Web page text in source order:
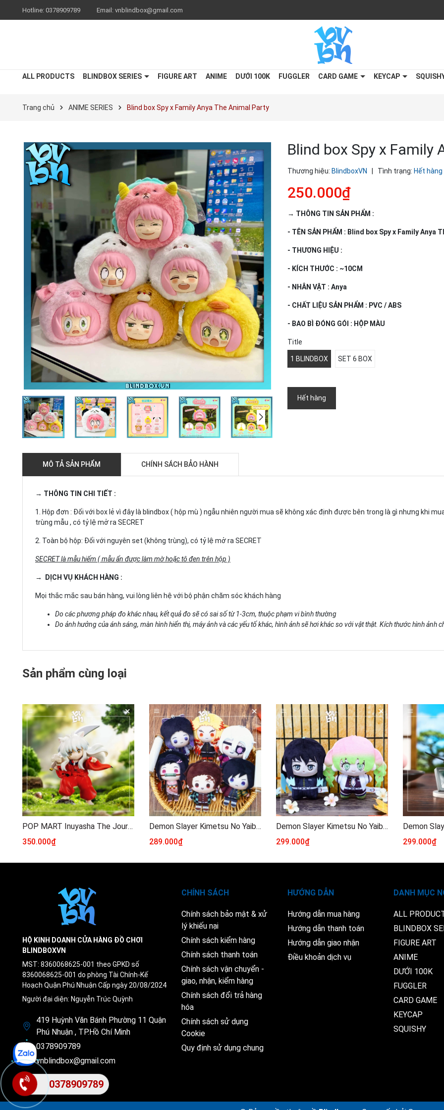
Hotline: 0378909789 Email: vnblindbox@gmail.com
ALL PRODUCTS BLINDBOX SERIES FIGURE ART ANIME DƯỚI 100K FUGGLER CARD GAME KEYCAP
Trang chủ ANIME SERIES Blind box Spy x Family Anya The Animal Party
Blind box Spy x Family
Thương hiệu: BlindboxVN Tình trạng: Hết hàng
250.000₫
→ THÔNG TIN SẢN PHẨM :
- TÊN SẢN PHẨM : Blind box Spy x Family Anya
- THƯƠNG HIỆU :
- KÍCH THƯỚC : ~10CM
- NHÂN VẬT : Anya
- CHẤT LIỆU SẢN PHẨM : PVC / ABS
- BAO BÌ ĐÓNG GÓI : HỘP MÀU
Title
1 BLINDBOX SET 6 BOX
Hết hàng
MÔ TẢ SẢN PHẨM CHÍNH SÁCH BẢO HÀNH
→ THÔNG TIN CHI TIẾT :
1. Hộp đơn : Đối với box lẻ vì đây là blindbox ( hộp mù ) ngẫu nhiên người mua sẽ không xác định được bên trong là gì nhưng khi
trùng mẫu , có tỷ lệ mở ra SECRET
2. Toàn bộ hộp: Đối với nguyên set (không trùng), có tỷ lệ mở ra SECRET
SECRET là mẫu hiếm ( mẫu ẩn được làm mờ hoặc tô đen trên hộp )
→ DỊCH VỤ KHÁCH HÀNG :
Mọi thắc mắc sau bán hàng, vui lòng liên hệ với bộ phận chăm sóc khách hàng
Do các phương pháp đo khác nhau, kết quả đo sẽ có sai số từ 1-3cm, thuộc phạm vi bình thường
Do ảnh hưởng của ánh sáng, màn hình hiển thị, máy ảnh và các yếu tố khác, hình ảnh sẽ hơi khác so với vật thật. Kích thước hình ảnh
Sản phẩm cùng loại
POP MART Inuyasha The Journey of Sengoku Series Figures
350.000₫
Demon Slayer Kimetsu No Yaiba Shape Plush Mini Doll
289.000₫
Demon Slayer Kimetsu No Yaiba Shape Plush Doll
299.000₫
299.000₫
HỘ KINH DOANH CỬA HÀNG ĐỒ CHƠI
BLINDBOXVN
MST: 8360068625-001 theo GPKD số
8360068625-001 do phòng Tài Chính-Kế
Hoạch Quận Phú Nhuận Cấp ngày 20/08/2024
Người đại diện: Nguyễn Trúc Quỳnh
419 Huỳnh Văn Bánh Phường 11 Quận
Phú Nhuận , TP.Hồ Chí Minh
0378909789
vnblindbox@gmail.com
CHÍNH SÁCH
Chính sách bảo mật & xử
lý khiếu nại
Chính sách kiểm hàng
Chính sách thanh toán
Chính sách vận chuyển -
giao, nhận, kiểm hàng
Chính sách đổi trả hàng
hóa
Chính sách sử dụng
Cookie
Quy định sử dụng chung
HƯỚNG DẪN
Hướng dẫn mua hàng
Hướng dẫn thanh toán
Hướng dẫn giao nhận
Điều khoản dịch vụ
DANH MỤC
ALL
BLINDBOX
FIGURE ART
ANIME
DƯỚI 100K
FUGGLER
CARD GAME
KEYCAP
SQUISHY
0378909789